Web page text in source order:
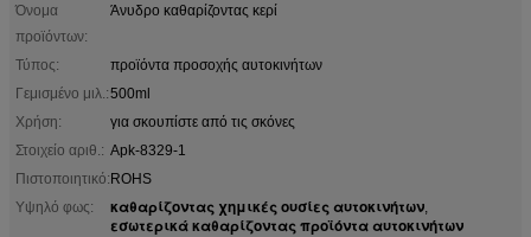
Όνομα
προϊόντων:
Άνυδρο καθαρίζοντας κερί
Τύπος:
προϊόντα προσοχής αυτοκινήτων
Γεμισμένο μιλ.:500ml
Χρήση:
για σκουπίστε από τις σκόνες
Στοιχείο αριθ.: Apk-8329-1
Πιστοποιητικό:ROHS
Υψηλό φως:
καθαρίζοντας χημικές ουσίες αυτοκινήτων,
εσωτερικά καθαρίζοντας προϊόντα αυτοκινήτων